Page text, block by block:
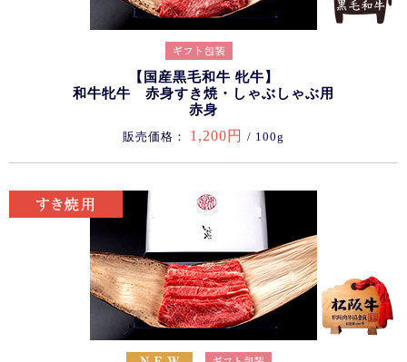
【国産黒毛和牛 牝牛】
和牛牝牛 赤身すき焼・しゃぶしゃぶ用
赤身
販売価格： 1,200円 / 100g